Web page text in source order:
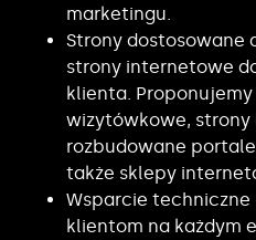
marketingu.
Strony dostosowane
strony internetowe
klienta.
wizytówkowe, strony
rozbudowane
także sklepy
Wsparcie techniczne
klientom na każdym